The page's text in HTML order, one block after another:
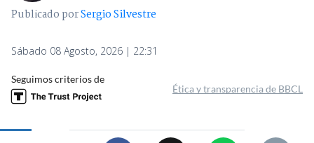
Publicado porSergio Silvestre
Sábado 08 Agosto, 2026 | 22:31
Seguimos criterios de
Ética y transparencia de BBCL